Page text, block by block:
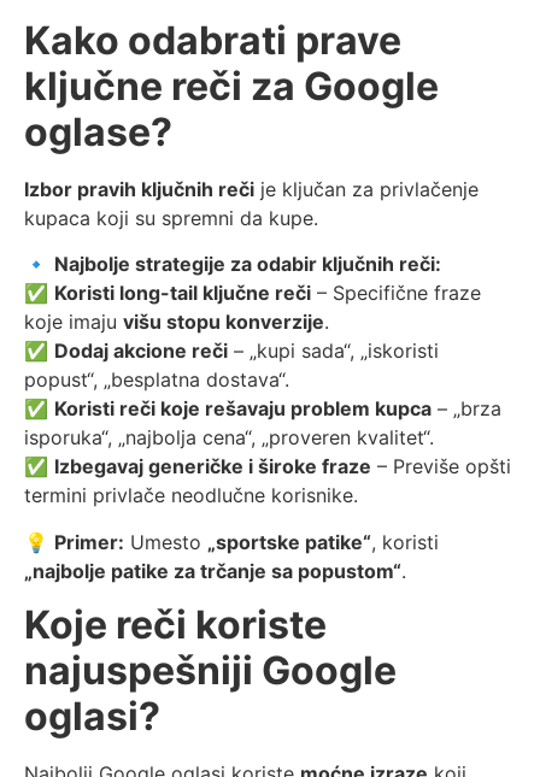
Kako odabrati prave
ključne reči za Google
oglase?
Izbor pravih ključnih reči je ključan za privlačenje
kupaca koji su spremni da kupe.
🔹 Najbolje strategije za odabir ključnih reči:
✅ Koristi long-tail ključne reči – Specifične fraze
koje imaju višu stopu konverzije.
✅ Dodaj akcione reči – „kupi sada“, „iskoristi
popust“, „besplatna dostava“.
✅ Koristi reči koje rešavaju problem kupca – „brza
isporuka“, „najbolja cena“, „proveren kvalitet“.
✅ Izbegavaj generičke i široke fraze – Previše opšti
termini privlače neodlučne korisnike.
💡 Primer: Umesto „sportske patike“, koristi
„najbolje patike za trčanje sa popustom“.
Koje reči koriste
najuspešniji Google
oglasi?